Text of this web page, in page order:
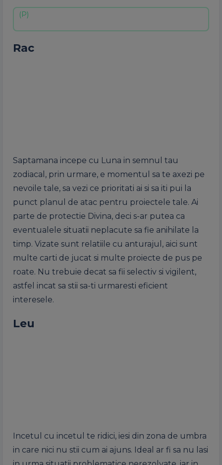
Rac
Saptamana incepe cu Luna in semnul tau
zodiacal, prin urmare, e momentul sa te axezi pe
nevoile tale, sa vezi ce prioritati ai si sa iti pui la
punct planul de atac pentru proiectele tale. Ai
parte de protectie Divina, deci s-ar putea ca
eventualele situatii neplacute sa fie anihilate la
timp. Vizate sunt relatiile cu anturajul, aici sunt
multe carti de jucat si multe proiecte de pus pe
roate. Nu trebuie decat sa fii selectiv si vigilent,
astfel incat sa stii sa-ti urmaresti eficient
interesele.
Leu
Incetul cu incetul te ridici, iesi din zona de umbra
in care nici nu stii cum ai ajuns. Ideal ar fi sa nu lasi